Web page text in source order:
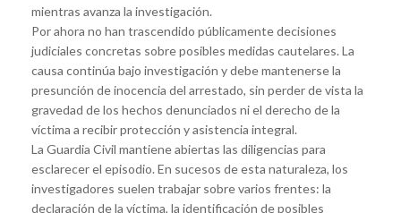
mientras avanza la investigación.
Por ahora no han trascendido públicamente decisiones
judiciales concretas sobre posibles medidas cautelares. La
causa continúa bajo investigación y debe mantenerse la
presunción de inocencia del arrestado, sin perder de vista la
gravedad de los hechos denunciados ni el derecho de la
víctima a recibir protección y asistencia integral.
La Guardia Civil mantiene abiertas las diligencias para
esclarecer el episodio. En sucesos de esta naturaleza, los
investigadores suelen trabajar sobre varios frentes: la
declaración de la víctima, la identificación de posibles